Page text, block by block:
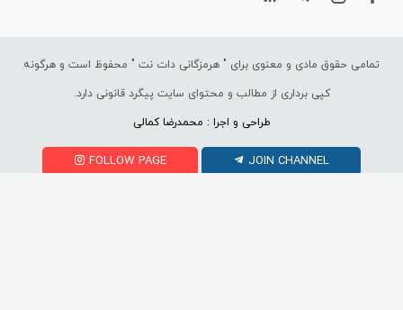
تمامی حقوق مادی و معنوی برای " هرمزگانی دات نت " محفوظ است و هرگونه
کپی برداری از مطالب و محتوای سایت پیگرد قانونی دارد.
طراحی و اجرا : محمدرضا کمالی
FOLLOW PAGE JOIN CHANNEL